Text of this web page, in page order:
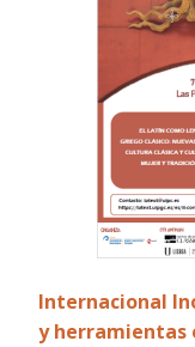
Internacional
y herramientas